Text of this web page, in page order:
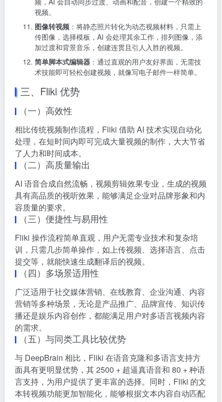
视频。
图像转视频 ：将静态照片转化为动态视频材料，只需上
传图像，选择模板，AI 会处理其余工作，排列图像，添
加过渡和背景音乐，创建连贯且引人入胜的视频。
简单脚本式编辑器 ：通过直观的用户友好界面，无需技
术技能即可轻松创建视频，就像写电子邮件一样简单。
三、Fliki 优势
（一）高效性
相比传统视频制作流程，Fliki 借助 AI 技术实现自动化
处理，在短时间内即可完成大量视频的制作，大大节省
了人力和时间成本。
（二）高质量输出
AI 语音合成自然流畅，视频剪辑效果专业，生成的视频
具有高品质的视听效果，能够满足企业对品牌形象和内
容质量的要求。
（三）便捷性与易用性
Fliki 操作流程简单直观，用户无需专业技术和复杂培
训，只需几步简单操作，如上传视频、选择语言、点击
提交等，就能快速生成翻译后的视频。
（四）多场景适用性
广泛适用于社交媒体营销、在线教育、企业沟通、内容
营销等多种场景，无论是产品推广、品牌宣传、知识传
播还是娱乐内容创作，都能满足用户对多语言视频内容
的需求。
（五）与同类工具比较优势
与 DeepBrain 相比，Fliki 在语音克隆和多语言支持方
面具有更明显优势，其 2500 + 超逼真语音和 80 + 种语
言支持，为用户提供了更丰富的选择。同时，Fliki 的文
本转视频功能更加智能化，能够根据文本内容自动匹配